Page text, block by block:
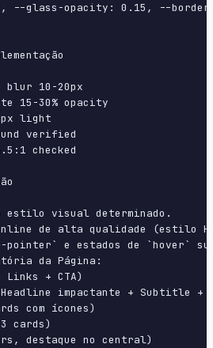
--glass-opacity: 0.15, --
10-20px
15-30% opacity
light
verified
checked
estilo visual determinado.
de alta qualidade (estilo
pointer` e estados de `hover`
da Página:
Links + CTA)
impactante + Subtitle +
com ícones)
cards)
destaque no central)